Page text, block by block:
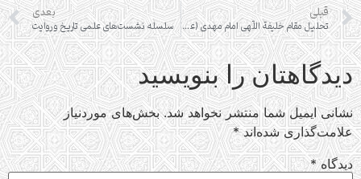
قبلی
تحلیل مقام خلیفة اللّهی امام مهدی (عجل الله تعالی فرجه الشریف)
بعدی
سلسله نشست‌های علمی تاریخ و روایت
دیدگاهتان را بنویسید
نشانی ایمیل شما منتشر نخواهد شد. بخش‌های موردنیاز
علامت‌گذاری شده‌اند*
دیدگاه*